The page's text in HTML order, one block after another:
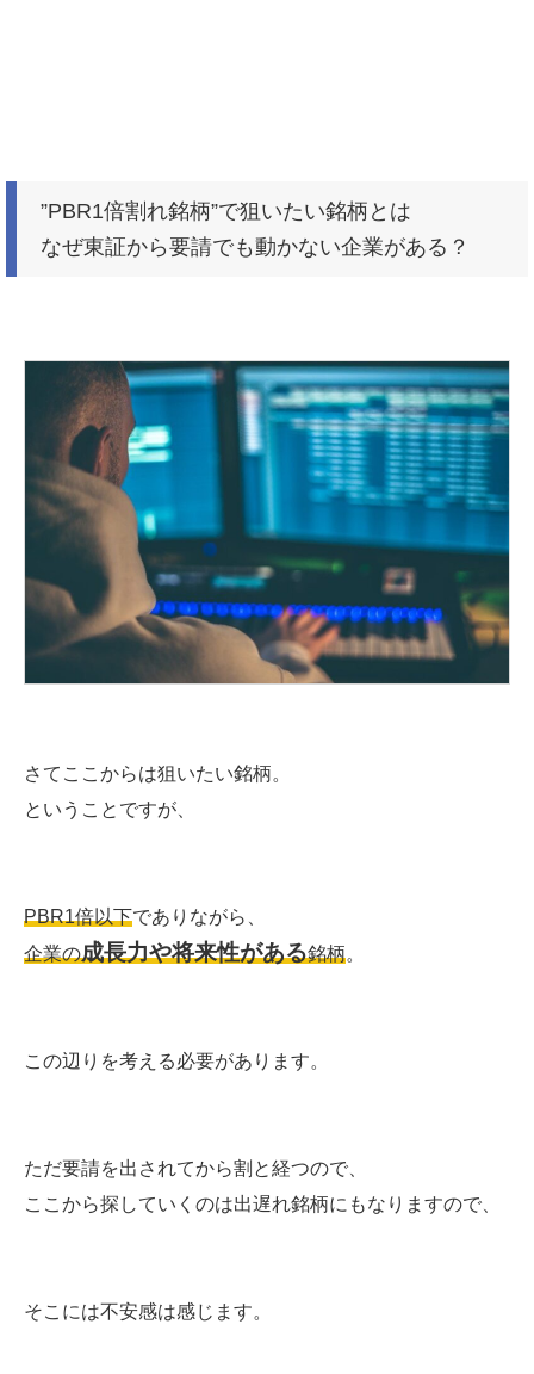
”PBR1倍割れ銘柄”で狙いたい銘柄とは
なぜ東証から要請でも動かない企業がある？
さてここからは狙いたい銘柄。
ということですが、
PBR1倍以下でありながら、
企業の成長力や将来性がある銘柄。
この辺りを考える必要があります。
ただ要請を出されてから割と経つので、
ここから探していくのは出遅れ銘柄にもなりますので、
そこには不安感は感じます。